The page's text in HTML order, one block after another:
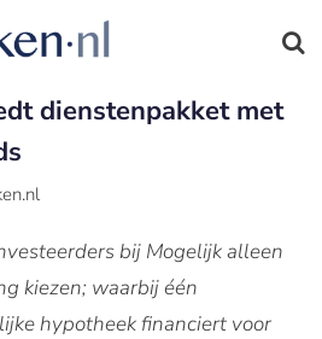
dienstenpakket met
bij Mogelijk alleen
kiezen; waarbij één
hypotheek financiert voor